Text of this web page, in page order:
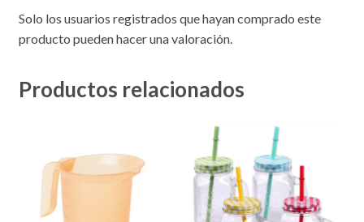
Solo los usuarios registrados que hayan comprado este
producto pueden hacer una valoración.
Productos relacionados